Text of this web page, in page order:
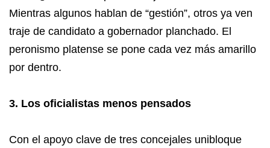
Mientras algunos hablan de “gestión”, otros ya ven
traje de candidato a gobernador planchado. El
peronismo platense se pone cada vez más amarillo
por dentro.
3. Los oficialistas menos pensados
Con el apoyo clave de tres concejales unibloque